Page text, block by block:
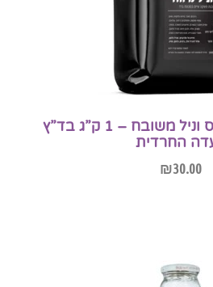
אבקה להכנת אייס וניל משובח – 1 ק”ג בד”ץ
החרדית
₪30.00